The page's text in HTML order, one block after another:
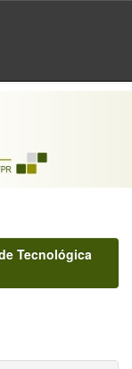
Tecnológica